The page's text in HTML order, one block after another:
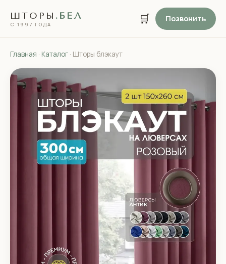
ШТОРЫ .БЕЛ
С 1997 ГОДА 🛒 Позвонить
Главная · Каталог · Шторы блэкаут